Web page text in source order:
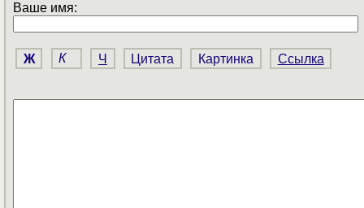
Ваше имя:
Ж К Ч Цитата Картинка Ссылка